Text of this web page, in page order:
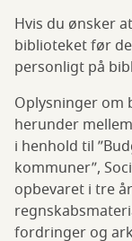
Hvis du ønsker
biblioteket før
personligt på
Oplysninger om
herunder
i henhold til
kommuner”,
opbevaret i tre
fordringer og